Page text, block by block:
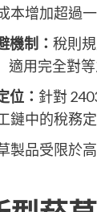
本增加超過
機制： 稅則
適用完全對
位： 針對
鏈中的稅務定
製品受限於